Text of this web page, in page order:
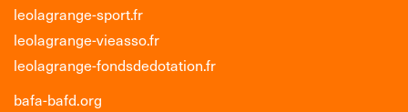
leolagrange-sport.fr
leolagrange-vieasso.fr
leolagrange-fondsdedotation.fr
bafa-bafd.org